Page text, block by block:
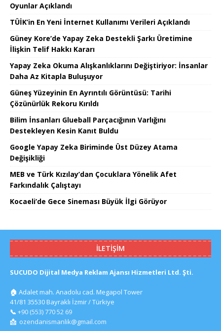
Oyunlar Açıklandı
TÜİK’in En Yeni İnternet Kullanımı Verileri Açıklandı
Güney Kore’de Yapay Zeka Destekli Şarkı Üretimine
İlişkin Telif Hakkı Kararı
Yapay Zeka Okuma Alışkanlıklarını Değiştiriyor: İnsanlar
Daha Az Kitapla Buluşuyor
Güneş Yüzeyinin En Ayrıntılı Görüntüsü: Tarihi
Çözünürlük Rekoru Kırıldı
Bilim İnsanları Glueball Parçacığının Varlığını
Destekleyen Kesin Kanıt Buldu
Google Yapay Zeka Biriminde Üst Düzey Atama
Değişikliği
MEB ve Türk Kızılay’dan Çocuklara Yönelik Afet
Farkındalık Çalıştayı
Kocaeli’de Gece Sineması Büyük İlgi Görüyor
İLETIŞIM
SUCUDO Dijital Medya Reklam Ajansı Hizmetleri Ltd. Şti.
🏠 Adalet mah. Anadolu cad. Megapol Tower
41/81 35530 Bayraklı İzmir / Türkiye
📞 +90 (553) 770 52 69
📩 ozendanismanlik@gmail.com